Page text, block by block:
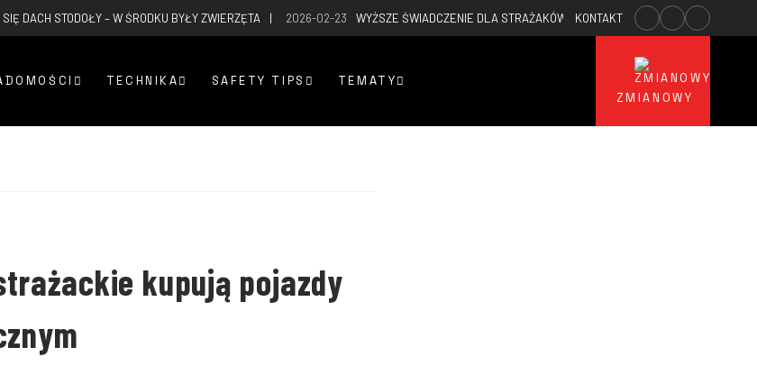
DACH STODOŁY – W ŚRODKU BYŁY ZWIERZĘTA 2026-02-23 WYŻSZE ŚWIADCZENIE DLA STRAŻAKÓW OSP 2026-02-23 WYPADEK
KONTAKT
TECHNIKA SAFETY TIPS
TEMATY
ZMIANOWY
kupują pojazdy